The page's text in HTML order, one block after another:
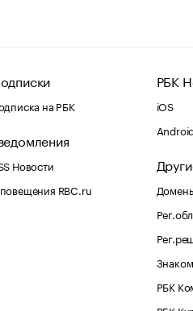
на РБК
Новости
RBC.ru
РБК
iOS
РБК